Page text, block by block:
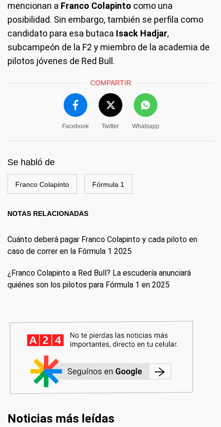
mencionan a Franco Colapinto como una
posibilidad. Sin embargo, también se perfila como
candidato para esa butaca Isack Hadjar,
subcampeón de la F2 y miembro de la academia de
pilotos jóvenes de Red Bull.
COMPARTIR
Facebook Twitter Whatsapp
Se habló de
Franco Colapinto Fórmula 1
NOTAS RELACIONADAS
Cuánto deberá pagar Franco Colapinto y cada piloto en
caso de correr en la Fórmula 1 2025
¿Franco Colapinto a Red Bull? La escudería anunciará
quiénes son los pilotos para Fórmula 1 en 2025
Noticias más leídas